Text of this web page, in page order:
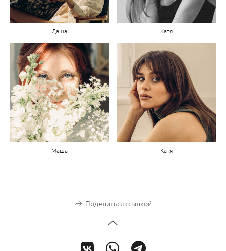
Даша Катя
Маша Катя
Поделиться ссылкой